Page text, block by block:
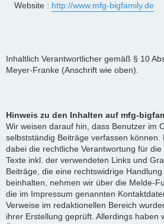
Website : http://www.mfg-bigfamily.de
Inhaltlich Verantwortlicher gemäß § 10
Meyer-Franke (Anschrift wie oben).
Hinweis zu den Inhalten auf mfg-
Wir weisen darauf hin, dass Benutzer im
selbstständig Beiträge verfassen können.
dabei die rechtliche Verantwortung für
Texte inkl. der verwendeten Links und
Beiträge, die eine rechtswidrige
beinhalten, nehmen wir über die Melde-
die im Impressum genannten
Verweise im redaktionellen Bereich
ihrer Erstellung geprüft. Allerdings haben